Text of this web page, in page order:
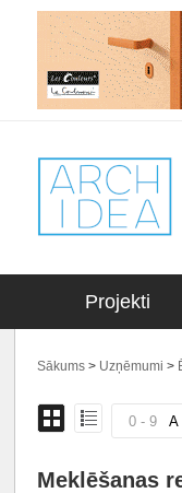
Projekti
Sākums > Uzņēmumi >
0 - 9 A
Meklēšanas